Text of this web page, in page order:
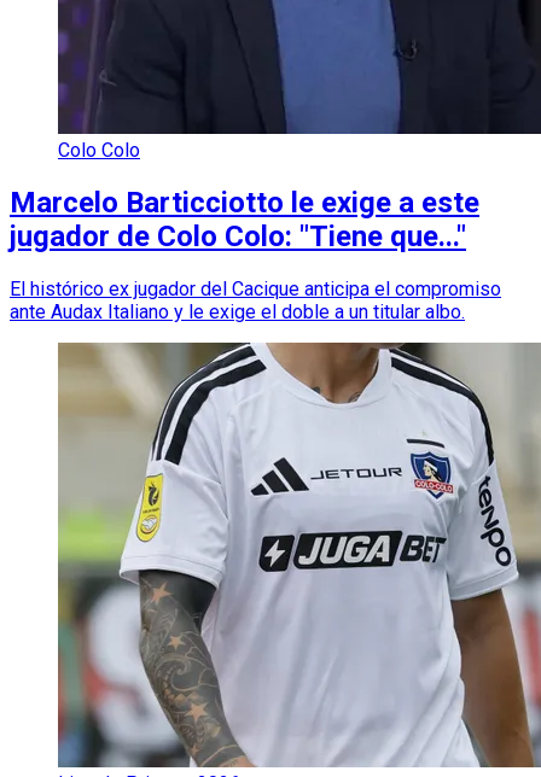
Colo Colo
Marcelo Barticciotto le exige a este
jugador de Colo Colo: "Tiene que..."
El histórico ex jugador del Cacique anticipa el compromiso
ante Audax Italiano y le exige el doble a un titular albo.